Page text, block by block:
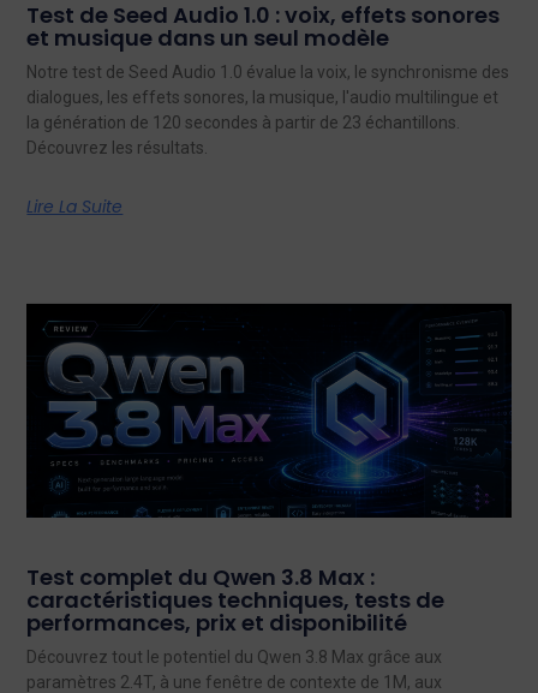
Test de Seed Audio 1.0 : voix, effets sonores
et musique dans un seul modèle
Notre test de Seed Audio 1.0 évalue la voix, le synchronisme des
dialogues, les effets sonores, la musique, l'audio multilingue et
la génération de 120 secondes à partir de 23 échantillons.
Découvrez les résultats.
Lire La Suite
Test complet du Qwen 3.8 Max :
caractéristiques techniques, tests de
performances, prix et disponibilité
Découvrez tout le potentiel du Qwen 3.8 Max grâce aux
paramètres 2.4T, à une fenêtre de contexte de 1M, aux